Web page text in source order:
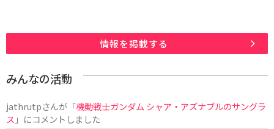
情報を掲載する
みんなの活動
jathrutpさんが「機動戦士ガンダム シャア・アズナブルのサングラ
ス 」にコメントしました